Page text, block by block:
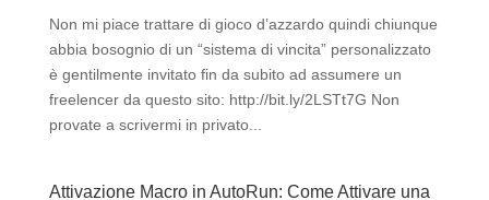
Non mi piace trattare di gioco d’azzardo quindi chiunque
abbia bosognio di un “sistema di vincita” personalizzato
è gentilmente invitato fin da subito ad assumere un
freelencer da questo sito: http://bit.ly/2LSTt7G Non
provate a scrivermi in privato...
Attivazione Macro in AutoRun: Come Attivare una